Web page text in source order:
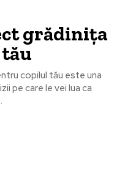
grădinița
copilul tău este una
pe care le vei lua ca